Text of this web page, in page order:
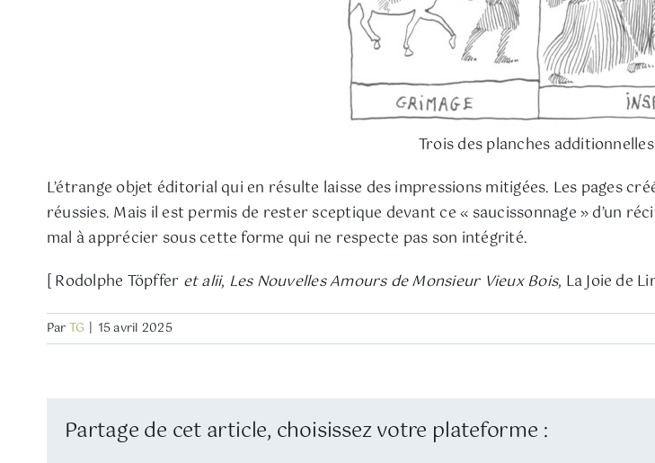
Trois des planches
L’étrange objet éditorial qui en résulte laisse des impressions mitigées. Les pages
réussies. Mais il est permis de rester sceptique devant ce « saucissonnage » d’un
mal à apprécier sous cette forme qui ne respecte pas son intégrité.
[ Rodolphe Töpffer et alii, Les Nouvelles Amours de Monsieur Vieux Bois, La Joie de
ParTG 15 avril 2025
Partage de cet article, choisissez votre plateforme :